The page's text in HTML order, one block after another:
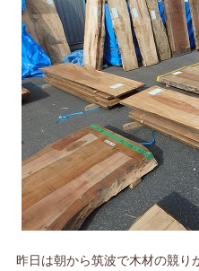
昨日は朝から筑波で木材の競